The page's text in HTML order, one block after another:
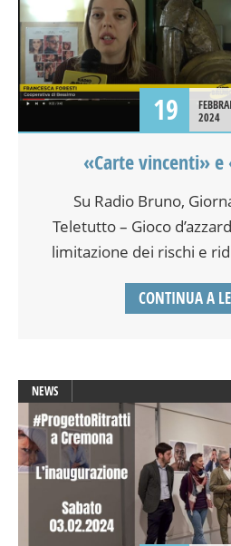
19
2024
«Carte vincenti» e
Su Radio Bruno,
Teletutto – Gioco
limitazione dei rischi e
CONTINUA A
NEWS